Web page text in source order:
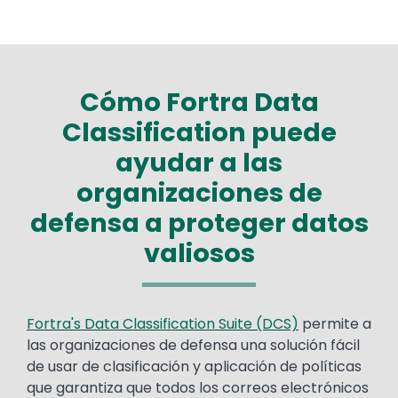
Cómo Fortra Data
Classification puede
ayudar a las
organizaciones de
defensa a proteger datos
valiosos
Text
Fortra's Data Classification Suite (DCS) permite a
las organizaciones de defensa una solución fácil
de usar de clasificación y aplicación de políticas
que garantiza que todos los correos electrónicos